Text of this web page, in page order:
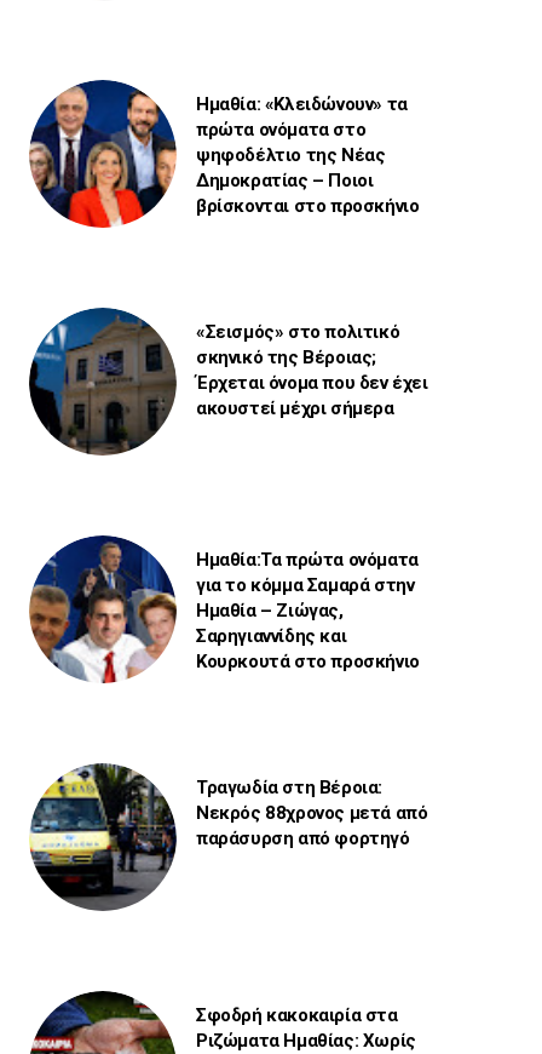
Ημαθία: «Κλειδώνουν» τα
πρώτα ονόματα στο
ψηφοδέλτιο της Νέας
Δημοκρατίας – Ποιοι
βρίσκονται στο προσκήνιο
«Σεισμός» στο πολιτικό
σκηνικό της Βέροιας;
Έρχεται όνομα που δεν έχει
ακουστεί μέχρι σήμερα
Ημαθία:Τα πρώτα ονόματα
για το κόμμα Σαμαρά στην
Ημαθία – Ζιώγας,
Σαρηγιαννίδης και
Κουρκουτά στο προσκήνιο
Τραγωδία στη Βέροια:
Νεκρός 88χρονος μετά από
παράσυρση από φορτηγό
Σφοδρή κακοκαιρία στα
Ριζώματα Ημαθίας: Χωρίς